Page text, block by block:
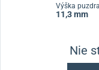
Výška puzdra
11,3 mm
Nie